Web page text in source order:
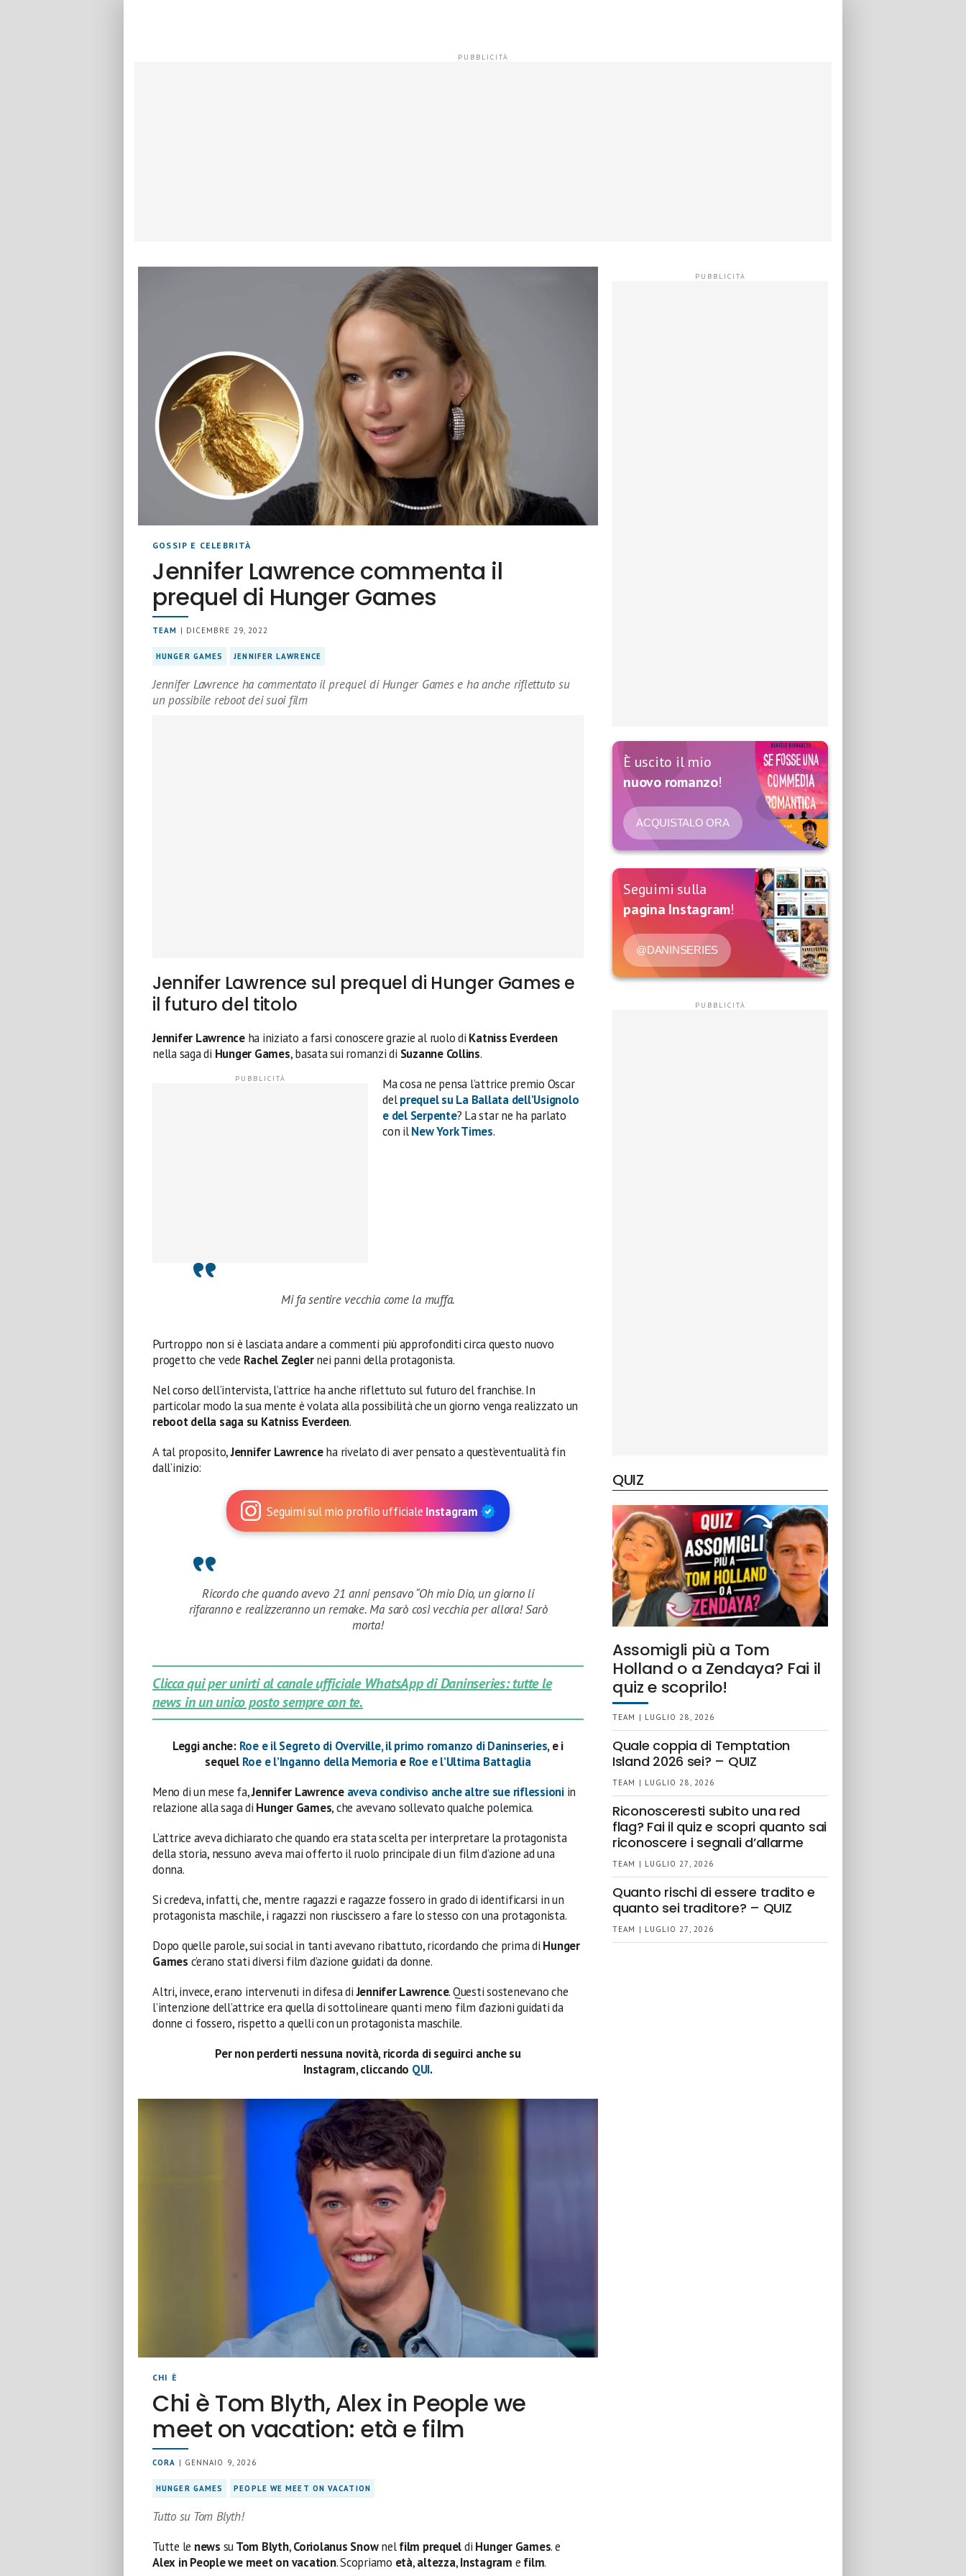
GOSSIP E CELEBRITÀ
Jennifer Lawrence commenta il
prequel di Hunger Games
TEAM | DICEMBRE 29, 2022
HUNGER GAMES JENNIFER LAWRENCE
Jennifer Lawrence ha commentato il prequel di Hunger Games e ha anche riflettuto su
un possibile reboot dei suoi film
Jennifer Lawrence sul prequel di Hunger Games e
il futuro del titolo
Jennifer Lawrenceha iniziato a farsi conoscere grazie al ruolo di Katniss Everdeen
nella saga di Hunger Games, basata sui romanzi di Suzanne Collins.
Ma cosa ne pensa l’attrice premio Oscar
delprequel su La Ballata dell’Usignolo
e del Serpente? La star ne ha parlato
con ilNew York Times.
Mi fa sentire vecchia come la muffa.
Purtroppo non si è lasciata andare a commenti più approfonditi circa questo nuovo
progetto che vede Rachel Zeglernei panni della protagonista.
Nel corso dell’intervista, l’attrice ha anche riflettuto sul futuro del franchise. In
particolar modo la sua mente è volata alla possibilità che un giorno venga realizzato un
reboot della saga su Katniss Everdeen.
A tal proposito,Jennifer Lawrenceha rivelato di aver pensato a quest’eventualità fin
dall’inizio:
Seguimi sul mio profilo ufficiale Instagram
Ricordo che quando avevo 21 anni pensavo “Oh mio Dio, un giorno li
rifaranno e realizzeranno un remake. Ma sarò così vecchia per allora! Sarò
morta!
Clicca qui per unirti al canale ufficiale WhatsApp di Daninseries: tutte le
news in un unico posto sempre con te.
Leggi anche: Roe e il Segreto di Overville, il primo romanzo di Daninseries, e i
sequel Roe e l’Inganno della Memoriae Roe e l’Ultima Battaglia
Meno di un mese fa,Jennifer Lawrence aveva condiviso anche altre sue riflessioni in
relazione alla saga di Hunger Games, che avevano sollevato qualche polemica.
L’attrice aveva dichiarato che quando era stata scelta per interpretare la protagonista
della storia, nessuno aveva mai offerto il ruolo principale di un film d’azione ad una
donna.
Si credeva, infatti, che, mentre ragazzi e ragazze fossero in grado di identificarsi in un
protagonista maschile, i ragazzi non riuscissero a fare lo stesso con una protagonista.
Dopo quelle parole, sui social in tanti avevano ribattuto, ricordando che prima di Hunger
Games c’erano stati diversi film d’azione guidati da donne.
Altri, invece, erano intervenuti in difesa diJennifer Lawrence. Questi sostenevano che
l’intenzione dell’attrice era quella di sottolineare quanti meno film d’azioni guidati da
donne ci fossero, rispetto a quelli con un protagonista maschile.
Per non perderti nessuna novità, ricorda di seguirci anche su
Instagram, cliccando QUI.
CHI È
Chi è Tom Blyth, Alex in People we
meet on vacation: età e film
CORA | GENNAIO 9, 2026
HUNGER GAMES PEOPLE WE MEET ON VACATION
Tutto su Tom Blyth!
Tutte le news suTom Blyth,Coriolanus Snownelfilm prequeldi Hunger Games. e
Alex in People we meet on vacation. Scopriamo età,altezza,Instagram e film.
È uscito il mio
nuovo romanzo!
ACQUISTALO ORA
Seguimi sulla
pagina Instagram!
@DANINSERIES
QUIZ
Assomigli più a Tom
Holland o a Zendaya? Fai il
quiz e scoprilo!
TEAM | LUGLIO 28, 2026
Quale coppia di Temptation
Island 2026 sei? – QUIZ
TEAM | LUGLIO 28, 2026
Riconosceresti subito una red
flag? Fai il quiz e scopri quanto sai
riconoscere i segnali d’allarme
TEAM | LUGLIO 27, 2026
Quanto rischi di essere tradito e
quanto sei traditore? – QUIZ
TEAM | LUGLIO 27, 2026